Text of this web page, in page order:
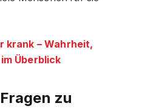
krank – Wahrheit,
Überblick
zu